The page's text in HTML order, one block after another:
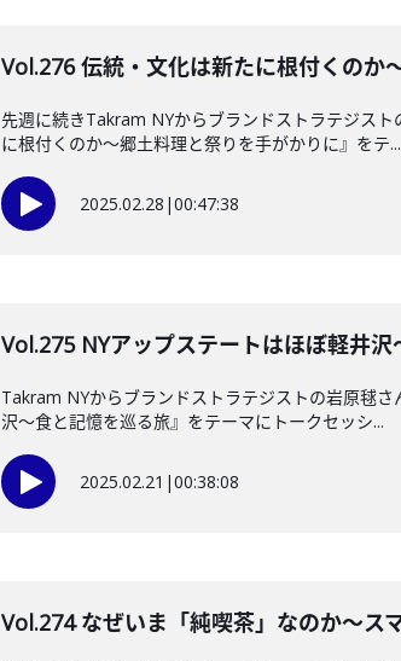
Vol.276 伝統・文化は新たに根付くのか
先週に続きTakram NYからブランドストラテジス
に根付くのか～郷土料理と祭りを手がかりに』をテ...
2025.02.28 |00:47:38
Vol.275 NYアップステートはほぼ軽井
Takram NYからブランドストラテジストの岩原毬
沢～食と記憶を巡る旅』をテーマにトークセッシ...
2025.02.21 |00:38:08
Vol.274 なぜいま「純喫茶」なのか～ス